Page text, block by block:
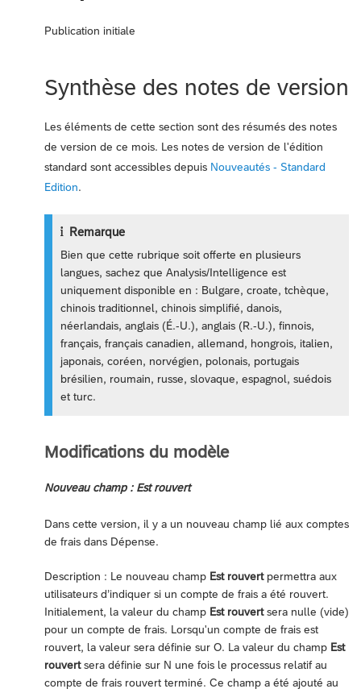
Publication initiale
Synthèse des notes de version
Les éléments de cette section sont des résumés des notes
de version de ce mois. Les notes de version de l'édition
standard sont accessibles depuis Nouveautés - Standard
Edition.
Remarque
Bien que cette rubrique soit offerte en plusieurs
langues, sachez que Analysis/Intelligence est
uniquement disponible en : Bulgare, croate, tchèque,
chinois traditionnel, chinois simplifié, danois,
néerlandais, anglais (É.-U.), anglais (R.-U.), finnois,
français, français canadien, allemand, hongrois, italien,
japonais, coréen, norvégien, polonais, portugais
brésilien, roumain, russe, slovaque, espagnol, suédois
et turc.
Modifications du modèle
Nouveau champ : Est rouvert
Dans cette version, il y a un nouveau champ lié aux comptes
de frais dans Dépense.
Description : Le nouveau champ Est rouvertpermettra aux
utilisateurs d’indiquer si un compte de frais a été rouvert.
Initialement, la valeur du champ Est rouvertsera nulle (vide)
pour un compte de frais. Lorsqu'un compte de frais est
rouvert, la valeur sera définie sur O. La valeur du champ Est
rouvertsera définie sur N une fois le processus relatif au
compte de frais rouvert terminé. Ce champ a été ajouté au